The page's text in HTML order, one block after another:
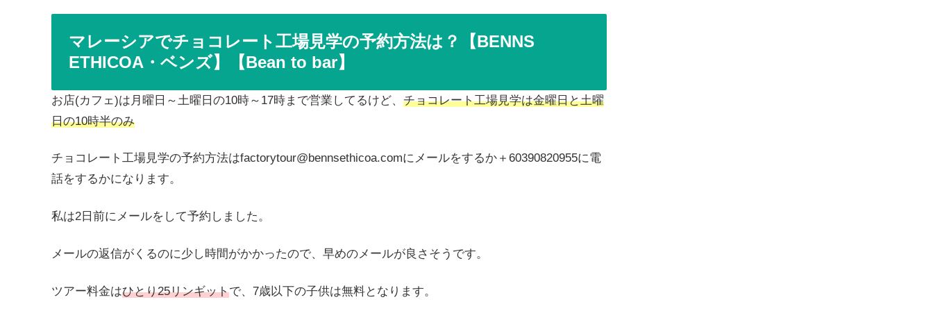
マレーシアでチョコレート工場見学の予約方法は？【BENNS
ETHICOA・ベンズ】【Bean to bar】
お店(カフェ)は月曜日～土曜日の10時～17時まで営業してるけど、 チョコレート工場見学は金曜日と土曜
日の10時半のみ
チョコレート工場見学の予約方法はfactorytour@bennsethicoa.comにメールをするか＋60390820955に電
話をするかになります。
私は2日前にメールをして予約しました。
メールの返信がくるのに少し時間がかかったので、早めのメールが良さそうです。
ツアー料金はひとり25リンギットで、7歳以下の子供は無料となります。